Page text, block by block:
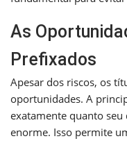
As
Prefixados
Apesar dos riscos, os
oportunidades. A
exatamente quanto
enorme. Isso permite